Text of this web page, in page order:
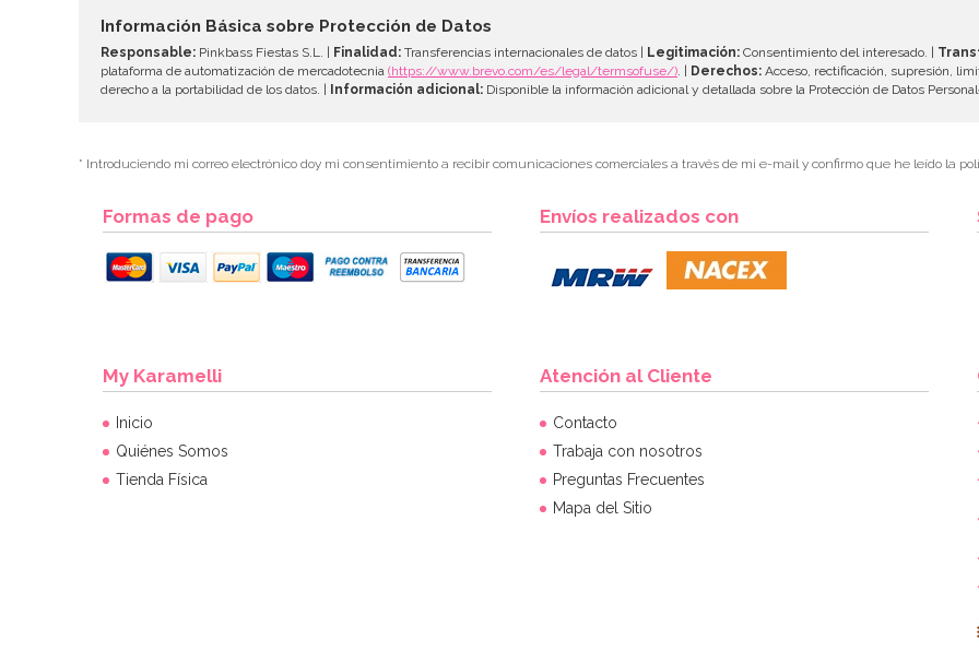
Información Básica sobre Protección de Datos
Responsable: Pinkbass Fiestas S.L. | Finalidad: Transferencias internacionales de datos | Legitimación: Consentimiento del interesado. |
plataforma de automatización de mercadotecnia (https://www.brevo.com/es/legal/termsofuse/) . | Derechos: Acceso, rectificación, supresión,
derecho a la portabilidad de los datos. | Información adicional: Disponible la información adicional y detallada sobre la Protección de Datos
* Introduciendo mi correo electrónico doy mi consentimiento a recibir comunicaciones comerciales a través de mi e-mail y confirmo que he leído la
Formas de pago Envíos realizados con
My Karamelli
Inicio
Quiénes Somos
Tienda Física
Atención al Cliente
Contacto
Trabaja con nosotros
Preguntas Frecuentes
Mapa del Sitio